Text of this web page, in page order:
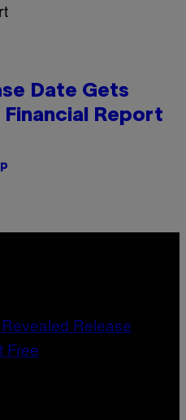
Date Gets
Financial Report